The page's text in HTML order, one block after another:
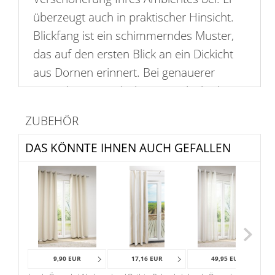
überzeugt auch in praktischer Hinsicht.
Blickfang ist ein schimmerndes Muster,
das auf den ersten Blick an ein Dickicht
aus Dornen erinnert. Bei genauerer
Betrachtung entdeckt man jedoch, dass
abwechslungsreich unterbrochen ist.
Dasselbe visuelle Erlebnis bietet sich
auch auf der Rückseite, wo das Muster in
einer umgekehrten Darstellung erscheint.
Der Saum an den Seiten und am
Abschluss, die hochwertigen Ösen und
der weiche Fall am Fenster ergänzen die
attraktive Erscheinung dieses Vorhangs.
DAS KÖNNTE IHNEN AUCH GEFALLEN
ZUBEHÖR
9,90 EUR 17,16 EUR 49,95 EUR